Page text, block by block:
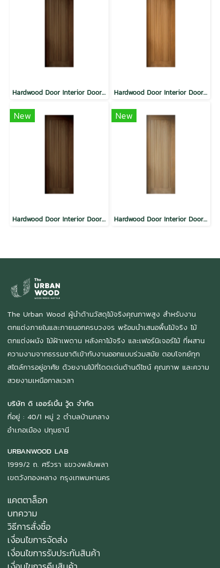
Hardwood Door Interior Door SYP Modern Vertical Planks Walnut Hardwood Door Interior Door SYP Modern Vertical Planks Teak
New
Hardwood Door Interior Door VAL Modern Vertical Planks Walnut
New
Hardwood Door Interior Door VAL Modern Vertical Planks Natural
The Urban Wood ผู้นำด้านวัสดุไม้จริงคุณภาพสูง สำหรับงาน
ตกแต่งภายในและภายนอกครบวงจร พร้อมนำเสนอพื้นไม้จริง ไม้
ตกแต่งผนัง ไม้ฝ้าเพดาน หลังคาไม้จริง และเฟอร์นิเจอร์ไม้ ที่ผสาน
ความงามจากธรรมชาติเข้ากับงานออกแบบร่วมสมัย ตอบโจทย์ทุก
สไตล์การอยู่อาศัย ด้วยงานไม้ที่โดดเด่นด้านดีไซน์ คุณภาพ และความ
สวยงามเหนือกาลเวลา
บริษัท ดิ เออร์เบิ้น วู้ด จำกัด
ที่อยู่ : 40/1 หมู่ 2 ตำบลบ้านกลาง
อำเภอเมือง ปทุมธานี
URBANWOOD LAB
1999/2 ถ. ศรีวรา แขวงพลับพลา
เขตวังทองหลาง กรุงเทพมหานคร
แคตตาล็อก
บทความ
วิธีการสั่งซื้อ
เงื่อนไขการจัดส่ง
เงื่อนไขการรับประกันสินค้า